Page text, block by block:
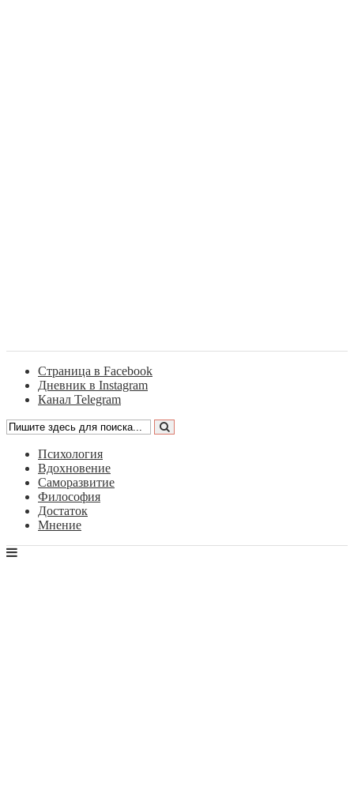
Страница в Facebook
Дневник в Instagram
Канал Telegram
Психология
Вдохновение
Саморазвитие
Философия
Достаток
Мнение